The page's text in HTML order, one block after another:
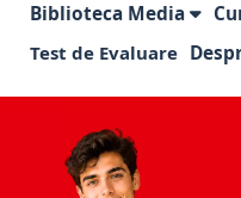
Biblioteca Media
Test de Evaluare